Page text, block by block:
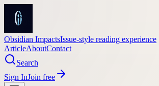
Obsidian ImpactsIssue-style reading experience
ArticleAboutContact
Search
Sign InJoin free